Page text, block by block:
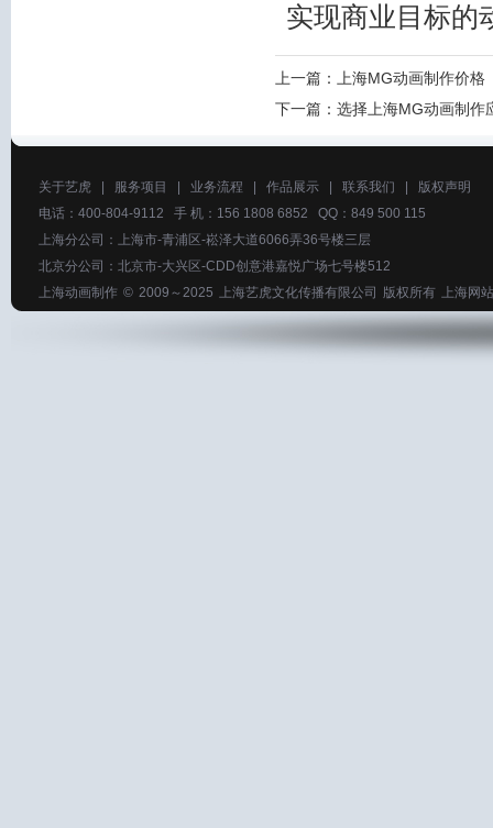
实现商业目标的
上一篇：
上海MG动画制作价格
下一篇： 选择上海MG动画制作
关于艺虎 服务项目 业务流程 作品展示 联系我们
版权声明
电话：400-804-9112 手 机：156 1808 6852 QQ：849 500 115
上海分公司：上海市-青浦区-崧泽大道6066弄36号楼三层
北京分公司：北京市-大兴区-CDD创意港嘉悦广场七号楼512
上海动画制作 © 2009～2025 上海艺虎文化传播有限公司 版权所有 上海网